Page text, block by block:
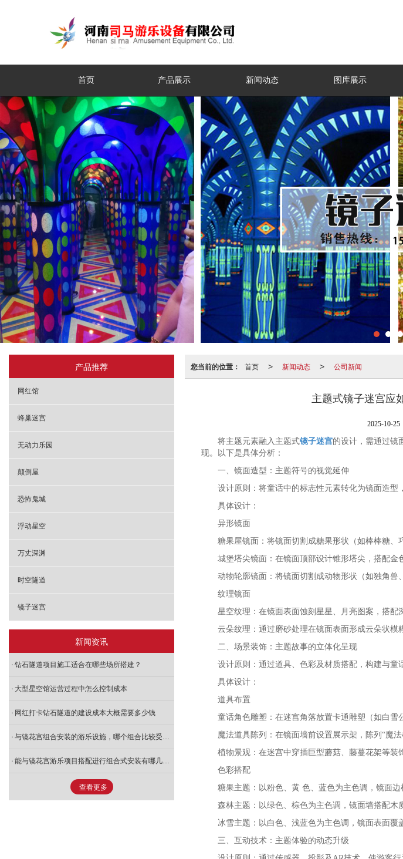
首页 产品展示 新闻动态 图库展示
您当前的位置： 首页 > 新闻动态 > 公司新闻
主题式镜子迷宫应
2025-10-25
将主题元素融入主题式镜子迷宫的设计，需通过镜
现。以下是具体分析：
一、镜面造型：主题符号的视觉延伸
设计原则：将童话中的标志性元素转化为镜面造型
具体设计：
异形镜面
糖果屋镜面：将镜面切割成糖果形状（如棒棒糖、
城堡塔尖镜面：在镜面顶部设计锥形塔尖，搭配金
动物轮廓镜面：将镜面切割成动物形状（如独角兽
纹理镜面
星空纹理：在镜面表面蚀刻星星、月亮图案，搭配
云朵纹理：通过磨砂处理在镜面表面形成云朵状模
二、场景装饰：主题故事的立体化呈现
设计原则：通过道具、色彩及材质搭配，构建与童
具体设计：
道具布置
童话角色雕塑：在迷宫角落放置卡通雕塑（如白雪
魔法道具陈列：在镜面墙前设置展示架，陈列“魔
植物景观：在迷宫中穿插巨型蘑菇、藤蔓花架等装
色彩搭配
糖果主题：以粉色、黄 色、蓝色为主色调，镜面
森林主题：以绿色、棕色为主色调，镜面墙搭配木
冰雪主题：以白色、浅蓝色为主色调，镜面表面覆
三、互动技术：主题体验的动态升级
产品推荐
网红馆
蜂巢迷宫
无动力乐园
颠倒屋
恐怖鬼城
浮动星空
万丈深渊
时空隧道
镜子迷宫
新闻资讯
钻石隧道项目施工适合在哪些场所搭建？
大型星空馆运营过程中怎么控制成本
网红打卡钻石隧道的建设成本大概需要多少钱
与镜花宫组合安装的游乐设施，哪个组合比较受欢迎
能与镜花宫游乐项目搭配进行组合式安装有哪几款游乐设施
查看更多